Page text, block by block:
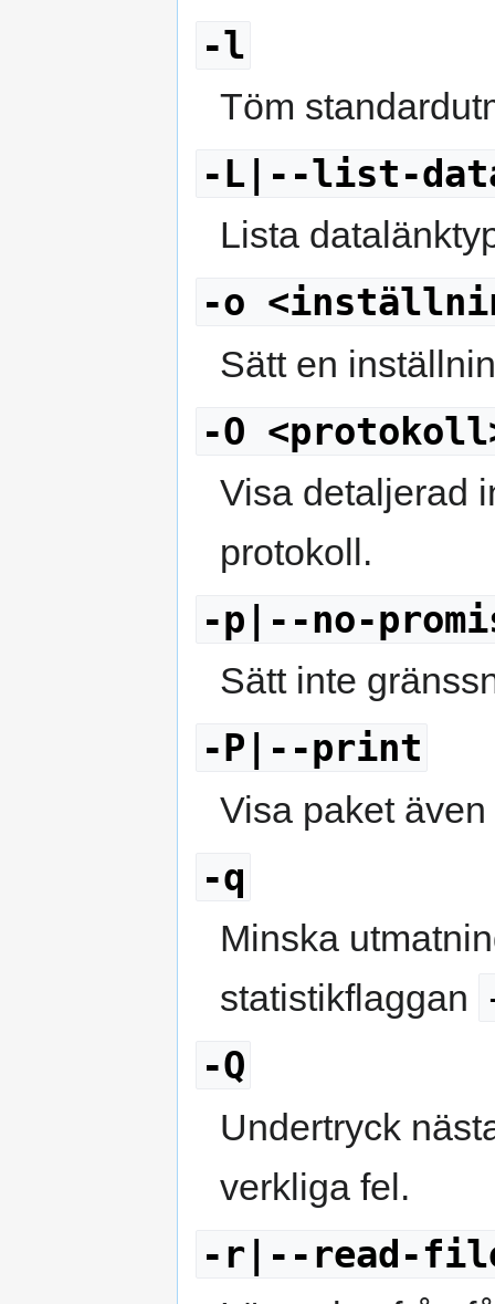
-l
Töm
-L|--list-
Lista
-o
Sätt en
-O
Visa detaljerad
protokoll.
-p|--no-
Sätt inte
-P|--print
Visa paket
-q
Minska
statistikflaggan
-Q
Undertryck
verkliga fel.
-r|--read-